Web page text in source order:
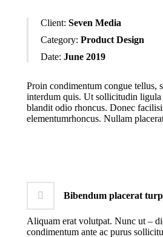
Client: Seven Media
Category: Product Design
Date: June 2019
Proin condimentum congue tellus,
interdum quis. Ut sollicitudin
blandit odio rhoncus. Donec
elementumrhoncus. Nullam
Bibendum placerat
Aliquam erat volutpat. Nunc ut –
condimentum ante ac purus